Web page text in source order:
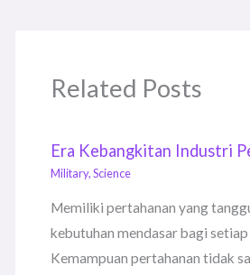
Related Posts
Era Kebangkitan Industri
Military,Science
Memiliki pertahanan yang
kebutuhan mendasar bagi setiap
Kemampuan pertahanan tidak